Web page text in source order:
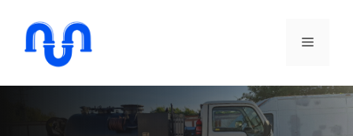
contenido
MENÚ